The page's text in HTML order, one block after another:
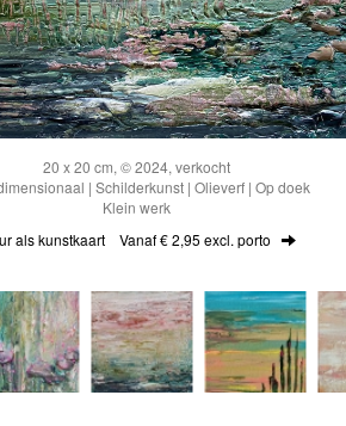
20 x 20 cm, © 2024, verkocht
| Schilderkunst | Olieverf | Op doek
Klein werk
als kunstkaart Vanaf € 2,95 excl. porto